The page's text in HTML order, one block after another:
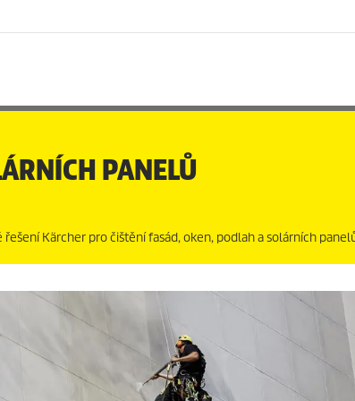
PANELŮ
Kärcher pro čištění fasád, oken, podlah a solárních